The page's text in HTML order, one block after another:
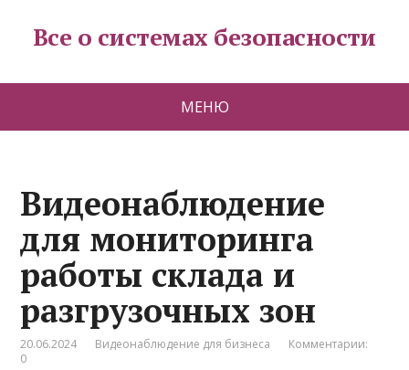
Все о системах безопасности
МЕНЮ
Видеонаблюдение
для мониторинга
работы склада и
разгрузочных зон
20.06.2024 Видеонаблюдение для бизнеса
Комментарии:
0